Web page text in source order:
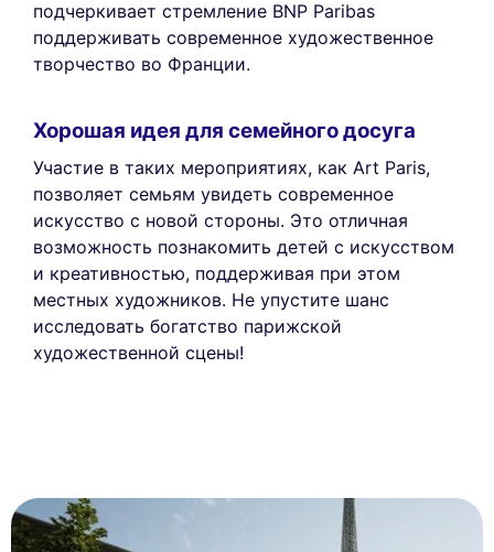
подчеркивает стремление BNP Paribas
поддерживать современное художественное
творчество во Франции.
Хорошая идея для семейного досуга
Участие в таких мероприятиях, как Art Paris,
позволяет семьям увидеть современное
искусство с новой стороны. Это отличная
возможность познакомить детей с искусством
и креативностью, поддерживая при этом
местных художников. Не упустите шанс
исследовать богатство парижской
художественной сцены!